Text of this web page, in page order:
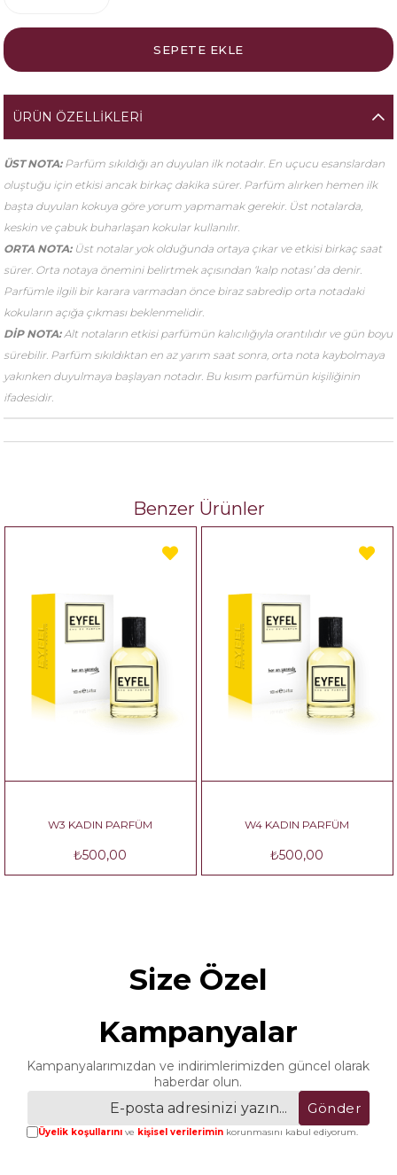
ÜRÜN ÖZELLIKLERI
ÜST NOTA:Parfüm sıkıldığı an duyulan ilk notadır. En uçucu esanslardan
oluştuğu için etkisi ancak birkaç dakika sürer. Parfüm alırken hemen ilk
başta duyulan kokuya göre yorum yapmamak gerekir. Üst notalarda,
keskin ve çabuk buharlaşan kokular kullanılır.
ORTA NOTA: Üst notalar yok olduğunda ortaya çıkar ve etkisi birkaç saat
sürer. Orta notaya önemini belirtmek açısından ‘kalp notası’ da denir.
Parfümle ilgili bir karara varmadan önce biraz sabredip orta notadaki
kokuların açığa çıkması beklenmelidir.
DİP NOTA:Alt notaların etkisi parfümün kalıcılığıyla orantılıdır ve gün boyu
sürebilir. Parfüm sıkıldıktan en az yarım saat sonra, orta nota kaybolmaya
yakınken duyulmaya başlayan notadır. Bu kısım parfümün kişiliğinin
ifadesidir.
Benzer Ürünler
W3 KADIN PARFÜM
₺500,00
W4 KADIN PARFÜM
₺500,00
Size Özel
Kampanyalar
Kampanyalarımızdan ve indirimlerimizden güncel olarak
haberdar olun.
Gönder
Üyelik koşullarınıve kişisel verileriminkorunmasını kabul ediyorum.